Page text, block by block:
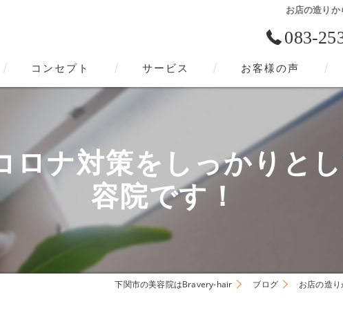
お店の造り
083-
コンセプト
下関市の美容院･Bravery-hairの口コミ情報
下関市の美容院･Bravery-hairの評判
下関市の美容院･Bravery-hairのお客様の声
サービス お客様の声
ロナ対策をしっかりと
容院です！
下関市の美容院はBravery-hair ブログ お店の造